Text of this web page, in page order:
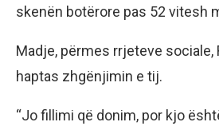
skenën botërore pas 52 vitesh
Madje, përmes rrjeteve sociale,
haptas zhgënjimin e tij.
“Jo fillimi që donim, por kjo